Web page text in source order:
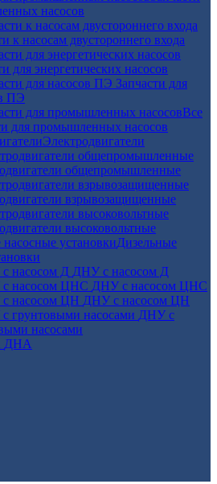
насосов
к насосам двустороннего входа
для энергетических насосов
Запчасти для
ПЭ
Все
для промышленных насосов
Электродвигатели
общепромышленные
взрывозащищенные
высоковольтные
Дизельные
ДНУ с насосом Д
ДНУ с насосом ЦНС
ДНУ с насосом ЦН
ДНУ с
насосами
ДНА